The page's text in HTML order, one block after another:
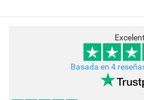
Basada en 4